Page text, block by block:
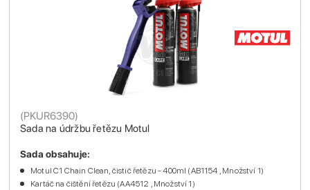
Sada na údržbu řetězu Motul
(PKUR6390)
Sada obsahuje:
Motul C1 Chain Clean, čistič řetězu - 400ml (AB1154 , Množství 1)
Kartáč na čištění řetězu (AA4512 , Množství 1)